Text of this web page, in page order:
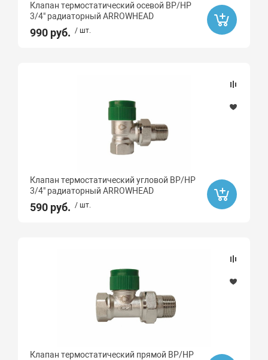
Клапан термостатический осевой ВР/НР
3/4" радиаторный ARROWHEAD
990 руб. / шт.
Клапан термостатический угловой ВР/НР
3/4" радиаторный ARROWHEAD
590 руб. / шт.
Клапан термостатический прямой ВР/НР